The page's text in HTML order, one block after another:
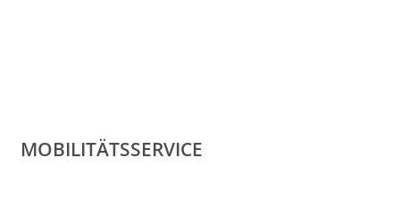
MOBILITÄTSSERVICE